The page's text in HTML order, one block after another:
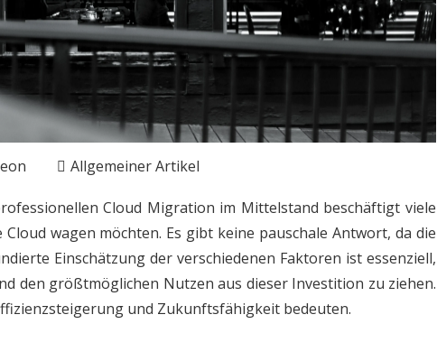
Allgemeiner Artikel
Cloud Migration im Mittelstand beschäftigt viele
wagen möchten. Es gibt keine pauschale Antwort, da die
Einschätzung der verschiedenen Faktoren ist essenziell,
den größtmöglichen Nutzen aus dieser Investition zu ziehen.
und Zukunftsfähigkeit bedeuten.